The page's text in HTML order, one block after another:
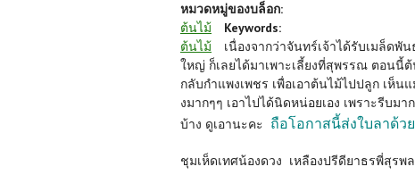
หมวดหมู่ของบล็อก:
ต้นไม้
Keywords:
ต้นไม้
เนื่องจากว่าจันทร์เจ้าได้รับเมล็ดพั
ใหญ่ ก็เลยได้มาเพาะเลี้ยงที่สุพรรณ ตอนนี้
กลับกำแพงเพชร เพื่อเอาต้นไม้ไปปลูก เห็
งมากๆๆ เอาไปได้นิดหน่อยเอง เพราะรีบม
บ้าง ดูเอานะคะ ถือโอกาสนี้ส่งใบลาด้ว
ชุมเห็ดเทศน้องดวง เหลืองปรีดียาธรพี่สุรพล